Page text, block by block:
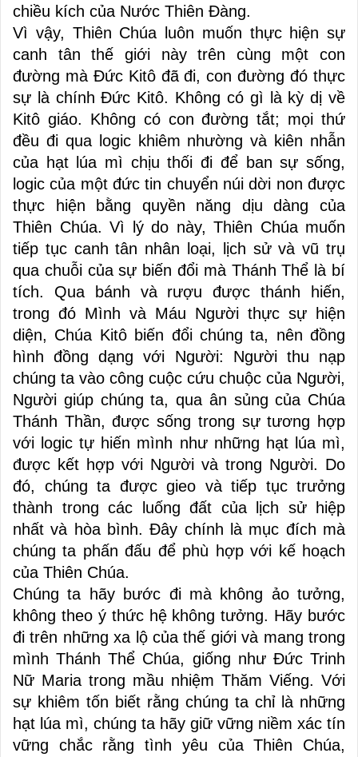
chiều kích của Nước Thiên Đàng.
Vì vậy, Thiên Chúa luôn muốn thực hiện sự
canh tân thế giới này trên cùng một con
đường mà Đức Kitô đã đi, con đường đó thực
sự là chính Đức Kitô. Không có gì là kỳ dị về
Kitô giáo. Không có con đường tắt; mọi thứ
đều đi qua logic khiêm nhường và kiên nhẫn
của hạt lúa mì chịu thối đi để ban sự sống,
logic của một đức tin chuyển núi dời non được
thực hiện bằng quyền năng dịu dàng của
Thiên Chúa. Vì lý do này, Thiên Chúa muốn
tiếp tục canh tân nhân loại, lịch sử và vũ trụ
qua chuỗi của sự biến đổi mà Thánh Thể là bí
tích. Qua bánh và rượu được thánh hiến,
trong đó Mình và Máu Người thực sự hiện
diện, Chúa Kitô biến đổi chúng ta, nên đồng
hình đồng dạng với Người: Người thu nạp
chúng ta vào công cuộc cứu chuộc của Người,
Người giúp chúng ta, qua ân sủng của Chúa
Thánh Thần, được sống trong sự tương hợp
với logic tự hiến mình như những hạt lúa mì,
được kết hợp với Người và trong Người. Do
đó, chúng ta được gieo và tiếp tục trưởng
thành trong các luống đất của lịch sử hiệp
nhất và hòa bình. Đây chính là mục đích mà
chúng ta phấn đấu để phù hợp với kế hoạch
của Thiên Chúa.
Chúng ta hãy bước đi mà không ảo tưởng,
không theo ý thức hệ không tưởng. Hãy bước
đi trên những xa lộ của thế giới và mang trong
mình Thánh Thể Chúa, giống như Đức Trinh
Nữ Maria trong mầu nhiệm Thăm Viếng. Với
sự khiêm tốn biết rằng chúng ta chỉ là những
hạt lúa mì, chúng ta hãy giữ vững niềm xác tín
vững chắc rằng tình yêu của Thiên Chúa,